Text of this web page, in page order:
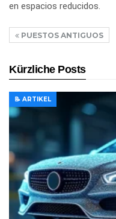
en espacios reducidos.
PUESTOS ANTIGUOS
Kürzliche Posts
📝 ARTIKEL